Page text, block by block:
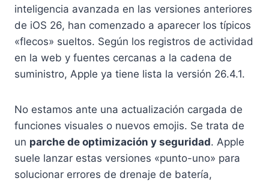
inteligencia avanzada en las versiones anteriores
de iOS 26, han comenzado a aparecer los típicos
«flecos» sueltos. Según los registros de actividad
en la web y fuentes cercanas a la cadena de
suministro, Apple ya tiene lista la versión 26.4.1.
No estamos ante una actualización cargada de
funciones visuales o nuevos emojis. Se trata de
un parche de optimización y seguridad. Apple
suele lanzar estas versiones «punto-uno» para
solucionar errores de drenaje de batería,